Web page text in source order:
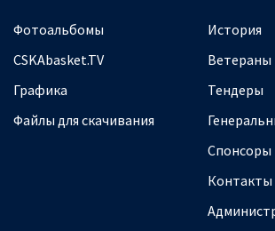
Фотоальбомы
CSKAbasket.TV
Графика
Файлы для скачивания
История
Ветераны
Тендеры
Спонсоры
Контакты